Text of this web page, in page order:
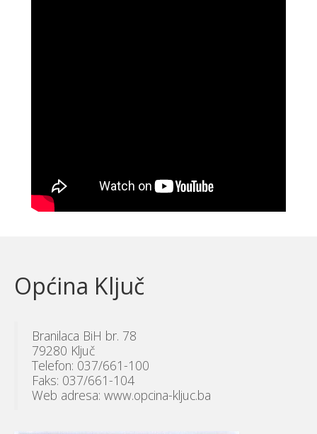
Općina Ključ
Branilaca BiH br. 78
79280 Ključ
Telefon: 037/661-100
Faks: 037/661-104
Web adresa: www.opcina-kljuc.ba